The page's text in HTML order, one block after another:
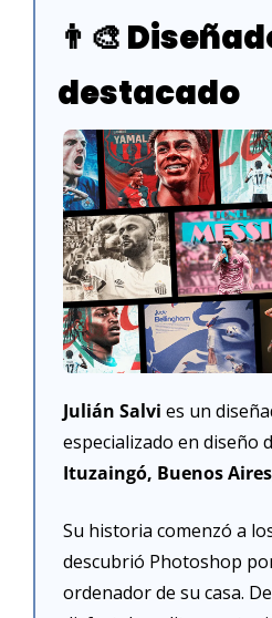
👨‍🎨
destacado
Julián Salvi es un
especializado en diseño
Ituzaingó, Buenos
Su historia comenzó a
descubrió Photoshop
ordenador de su casa.